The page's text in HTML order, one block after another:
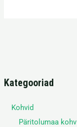
Kategooriad
Kohvid
Päritolumaa kohv